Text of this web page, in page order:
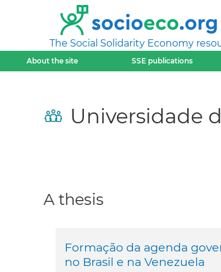
The Social Solidarity Economy
About the site SSE publications
Universidade
A thesis
Formação da agenda
no Brasil e na Venezuela